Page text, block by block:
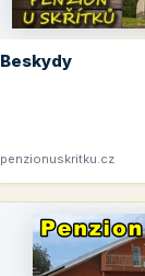
Beskydy
penzionuskritku.cz